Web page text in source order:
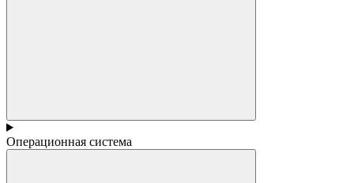
Операционная система